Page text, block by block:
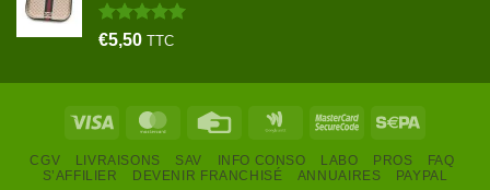
était :
€113,50.
Note5.00
€5,50 TTC
Visa MasterCardCredit
Google
MasterCard
CGV LIVRAISONS SAV INFO CONSO LABO PROS
FAQ
S’AFFILIER
DEVENIR FRANCHISÉ ANNUAIRES PAYPAL